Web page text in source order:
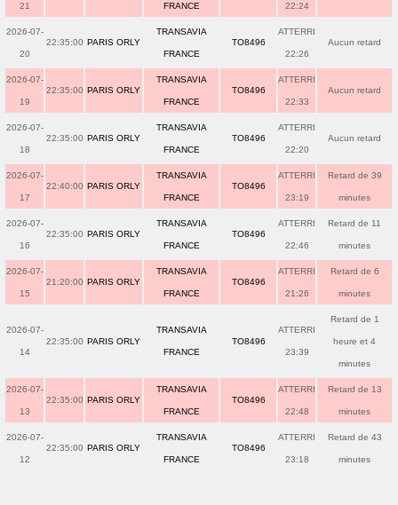
21 FRANCE 22:24
2026-07-
20
22:35:00 PARIS ORLY
TRANSAVIA
FRANCE
TO8496
ATTERRI
22:26
Aucun retard
2026-07-
19
22:35:00 PARIS ORLY
TRANSAVIA
FRANCE
TO8496
ATTERRI
22:33
Aucun retard
2026-07-
18
22:35:00 PARIS ORLY
TRANSAVIA
FRANCE
TO8496
ATTERRI
22:20
Aucun retard
2026-07-
17
22:40:00 PARIS ORLY
TRANSAVIA
FRANCE
TO8496
ATTERRI
23:19
Retard de 39
minutes
2026-07-
16
22:35:00 PARIS ORLY
TRANSAVIA
FRANCE
TO8496
ATTERRI
22:46
Retard de 11
minutes
2026-07-
15
21:20:00 PARIS ORLY
TRANSAVIA
FRANCE
TO8496
ATTERRI
21:26
Retard de 6
minutes
2026-07-
14
22:35:00 PARIS ORLY
TRANSAVIA
FRANCE
TO8496
ATTERRI
23:39
Retard de 1
heure et 4
minutes
2026-07-
13
22:35:00 PARIS ORLY
TRANSAVIA
FRANCE
TO8496
ATTERRI
22:48
Retard de 13
minutes
2026-07-
12
22:35:00 PARIS ORLY
TRANSAVIA
FRANCE
TO8496
ATTERRI
23:18
Retard de 43
minutes